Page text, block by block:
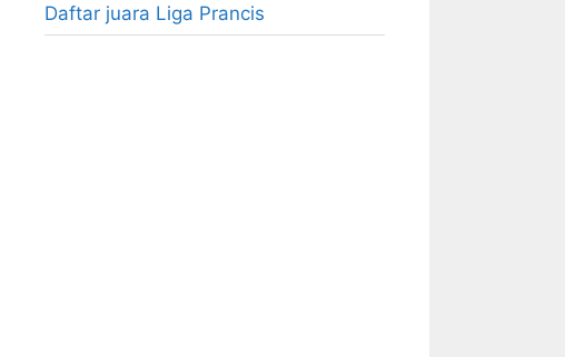
Daftar juara Liga Prancis